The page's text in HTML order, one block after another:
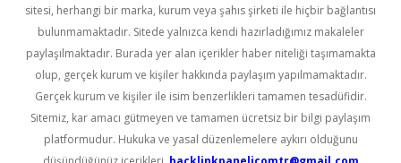
sitesi, herhangi bir marka, kurum veya şahıs şirketi ile hiçbir bağlantısı
bulunmamaktadır. Sitede yalnızca kendi hazırladığımız makaleler
paylaşılmaktadır. Burada yer alan içerikler haber niteliği taşımamakta
olup, gerçek kurum ve kişiler hakkında paylaşım yapılmamaktadır.
Gerçek kurum ve kişiler ile isim benzerlikleri tamamen tesadüfidir.
Sitemiz, kar amacı gütmeyen ve tamamen ücretsiz bir bilgi paylaşım
platformudur. Hukuka ve yasal düzenlemelere aykırı olduğunu